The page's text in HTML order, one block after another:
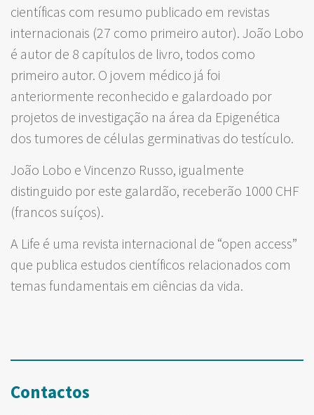
científicas com resumo publicado em revistas
internacionais (27 como primeiro autor). João Lobo
é autor de 8 capítulos de livro, todos como
primeiro autor. O jovem médico já foi
anteriormente reconhecido e galardoado por
projetos de investigação na área da Epigenética
dos tumores de células germinativas do testículo.
João Lobo e Vincenzo Russo, igualmente
distinguido por este galardão, receberão 1000 CHF
(francos suíços).
A Life é uma revista internacional de “open access”
que publica estudos científicos relacionados com
temas fundamentais em ciências da vida.
Contactos